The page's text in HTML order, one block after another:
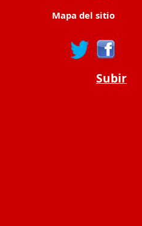
Mapa del sitio
Subir